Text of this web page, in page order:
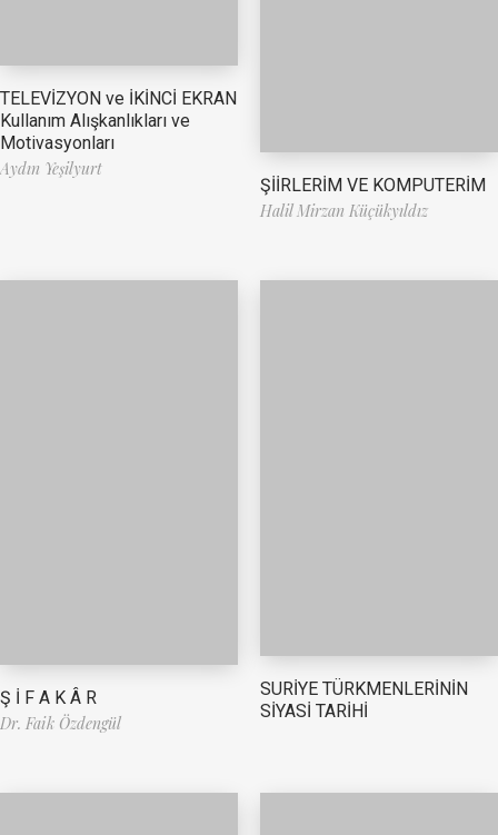
TELEVİZYON ve İKİNCİ EKRAN
Kullanım Alışkanlıkları ve
Motivasyonları
Aydın Yeşilyurt
ŞİİRLERİM VE KOMPUTERİM
Halil Mirzan Küçükyıldız
Ş İ F A K Â R
Dr. Faik Özdengül
SURİYE TÜRKMENLERİNİN
SİYASİ TARİHİ